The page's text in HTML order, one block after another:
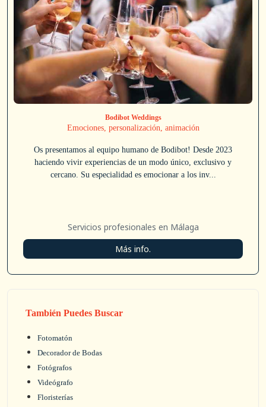
Bodibot Weddings
Emociones, personalización, animación
Os presentamos al equipo humano de Bodibot! Desde 2023
haciendo vivir experiencias de un modo único, exclusivo y
cercano. Su especialidad es emocionar a los inv...
Servicios profesionales en Málaga
Más info.
También Puedes Buscar
Fotomatón
Decorador de Bodas
Fotógrafos
Videógrafo
Floristerías